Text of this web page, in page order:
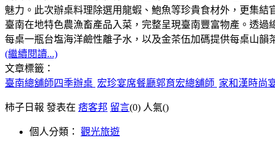
魅力。此次辦桌料理除選用龍蝦、鮑魚等珍貴食材外，更集
臺南在地特色農漁畜產品入菜，完整呈現臺南豐富物產。透
每桌一瓶台塩海洋鹼性離子水，以及金茶伍加碼提供每桌山韻
(繼續閱讀...)
文章標籤：
臺南總舖師四季辦桌 宏珍宴席餐廳郭育宏總舖師 家和漢時尚
柿子日報 發表在 痞客邦 留言(0) 人氣()
個人分類： 觀光旅遊